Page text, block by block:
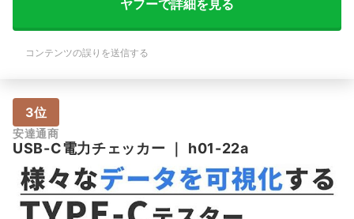
ヤフーで詳細を見る
コンテンツの誤りを送信する
3位
安達通商
USB-C電力チェッカー h01-22a